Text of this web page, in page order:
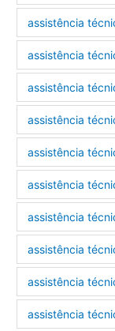
assistência
assistência
assistência
assistência
assistência
assistência
assistência
assistência
assistência
assistência